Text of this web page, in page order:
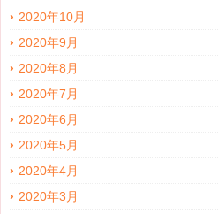
2020年10月
2020年9月
2020年8月
2020年7月
2020年6月
2020年5月
2020年4月
2020年3月